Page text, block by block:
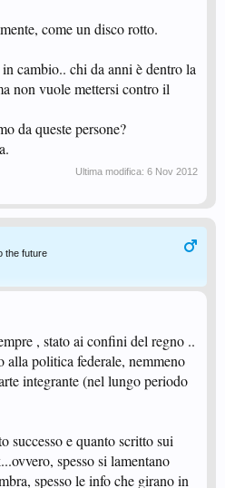
come un disco rotto.
cambio.. chi da anni è dentro la
non vuole mettersi contro il
da queste persone?
Ultima modifica: 6 Nov 2012
the future
, stato ai confini del regno ..
alla politica federale, nemmeno
integrante (nel lungo periodo
successo e quanto scritto sui
spesso si lamentano
spesso le info che girano in